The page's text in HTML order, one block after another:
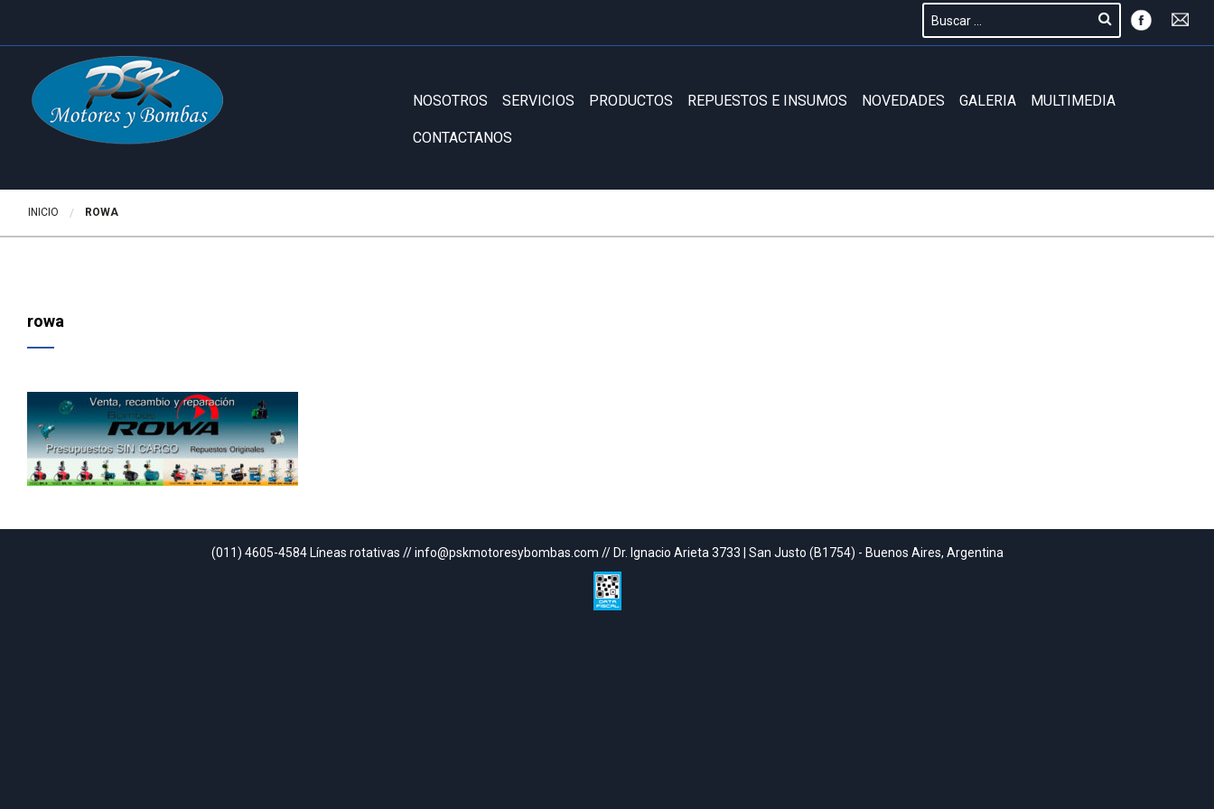
NOSOTROS SERVICIOS PRODUCTOS REPUESTOS E INSUMOS NOVEDADES GALERIA MULTIMEDIA
CONTACTANOS
INICIO ACTUALMENTE:
ROWA
rowa
(011) 4605-4584 Líneas rotativas // info@pskmotoresybombas.com // Dr. Ignacio Arieta 3733 | San Justo (B1754) - Buenos Aires, Argentina